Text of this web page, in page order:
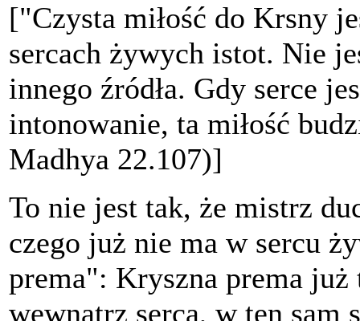
["Czysta miłość do Krsny
sercach żywych istot. Nie
innego źródła. Gdy serce
intonowanie, ta miłość
Madhya 22.107)]
To nie jest tak, że mistrz
czego już nie ma w sercu
prema": Kryszna prema
wewnątrz serca, w ten sam